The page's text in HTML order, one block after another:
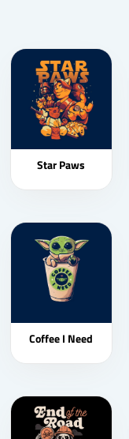
Star Paws
Coffee I Need